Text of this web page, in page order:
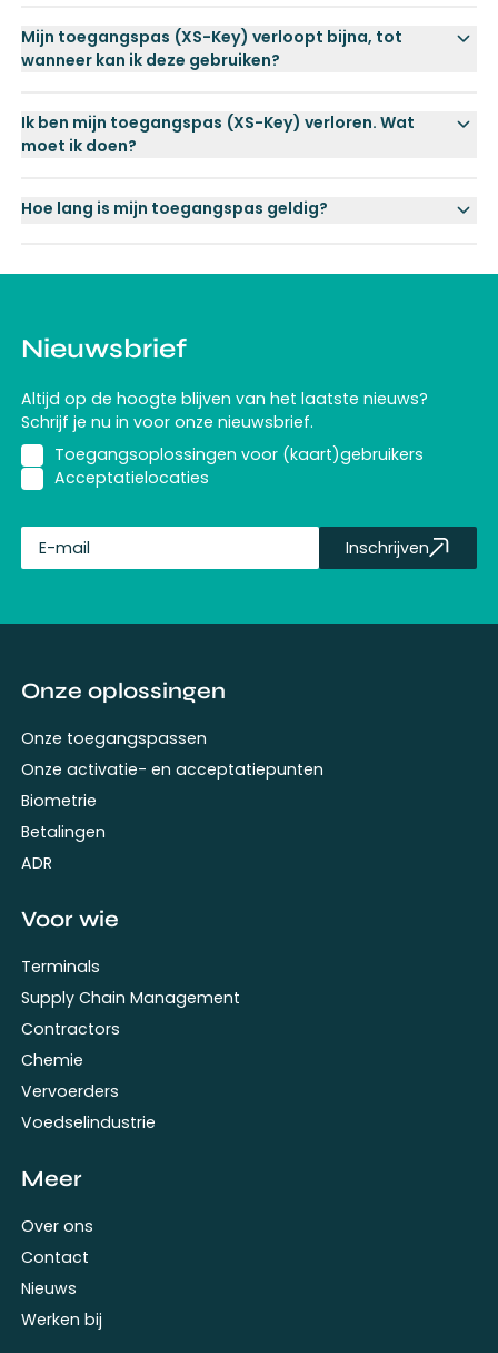
Mijn toegangspas (XS-Key) verloopt bijna, tot
wanneer kan ik deze gebruiken?
Ik ben mijn toegangspas (XS-Key) verloren. Wat
moet ik doen?
Hoe lang is mijn toegangspas geldig?
Nieuwsbrief
Altijd op de hoogte blijven van het laatste nieuws?
Schrijf je nu in voor onze nieuwsbrief.
Toegangsoplossingen voor (kaart)gebruikers
Acceptatielocaties
Inschrijven
Onze oplossingen
Onze toegangspassen
Onze activatie- en acceptatiepunten
Biometrie
Betalingen
ADR
Voor wie
Terminals
Supply Chain Management
Contractors
Chemie
Vervoerders
Voedselindustrie
Meer
Over ons
Contact
Nieuws
Werken bij